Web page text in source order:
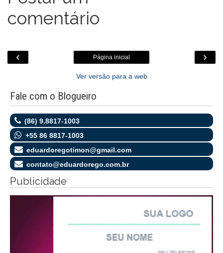
comentário
‹ ›
Página inicial
Ver versão para a web
Fale com o Blogueiro
(86) 9.8817-1003
+55 86 8817-1003
eduardoregotimon@gmail.com
contato@eduardorego.com.br
Publicidade